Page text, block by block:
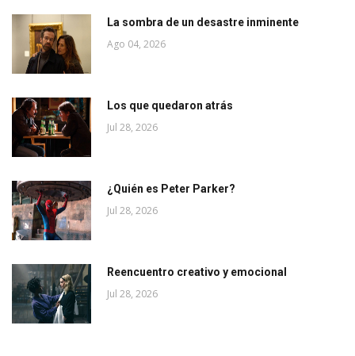
La sombra de un desastre inminente
Ago 04, 2026
Los que quedaron atrás
Jul 28, 2026
¿Quién es Peter Parker?
Jul 28, 2026
Reencuentro creativo y emocional
Jul 28, 2026